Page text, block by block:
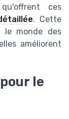
ces
. Cette
le monde des
améliorent
le